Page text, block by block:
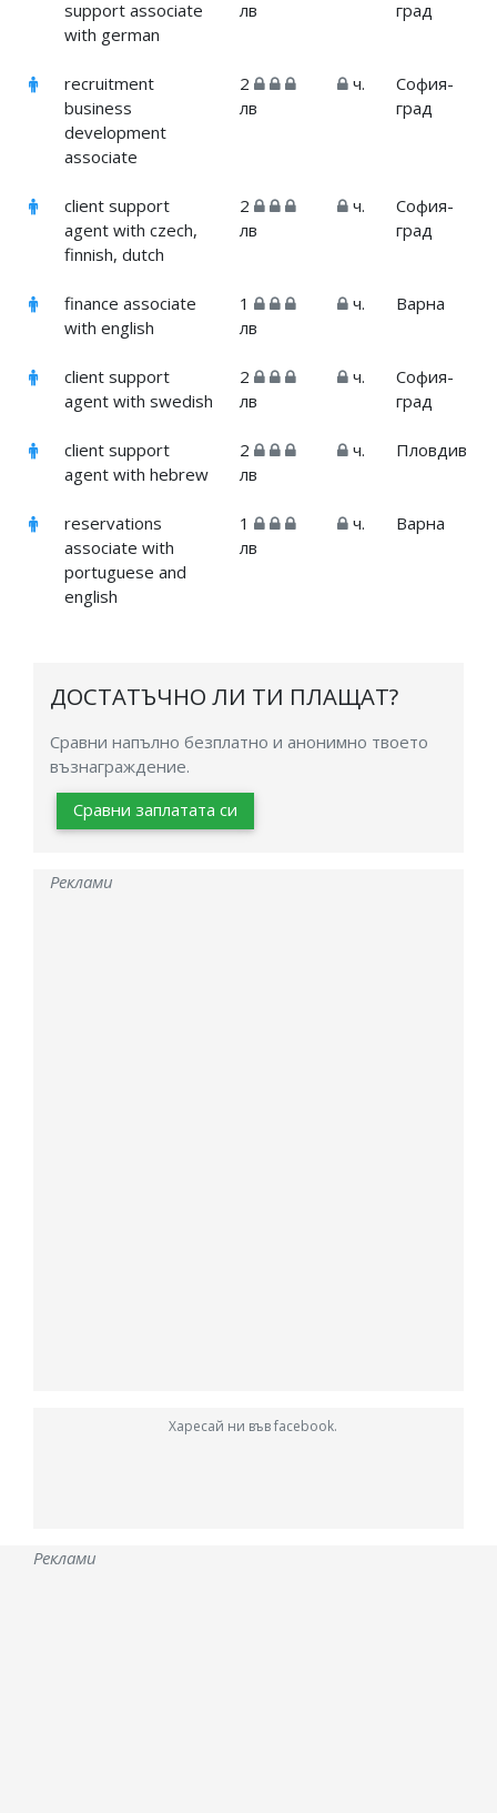
support associate
with german
лв град
recruitment
business
development
associate
2
лв
ч.
София-
град
client support
agent with czech,
finnish, dutch
2
лв
ч.
София-
град
finance associate
with english
1
лв
ч. Варна
client support
agent with swedish
2
лв
ч.
София-
град
client support
agent with hebrew
2
лв
ч. Пловдив
reservations
associate with
portuguese and
english
1
лв
ч. Варна
ДОСТАТЪЧНО ЛИ ТИ ПЛАЩАТ?
Сравни напълно безплатно и анонимно твоето
възнаграждение.
Сравни заплатата си
Реклами
Харесай ни във facebook.
Реклами